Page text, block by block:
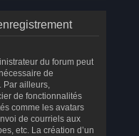
du forum peut
de
Par ailleurs,
de fonctionnalités
comme les avatars
de courriels aux
etc. La création d’un